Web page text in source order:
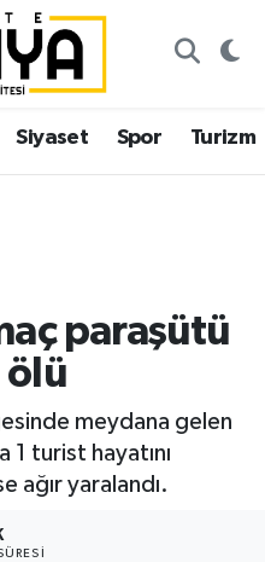
Siyaset Spor Turizm
paraşütü
ölü
meydana gelen
1 turist hayatını
ağır yaralandı.
ve Fikstür